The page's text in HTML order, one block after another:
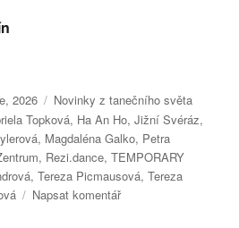
2026 Rubriky:
Novinky z tanečního světa
Topková, Ha An Ho,Jižní Svéráz,
, Magdaléna Galko, Petra
, Rezi.dance,TEMPORARY
,Tereza Picmausová,Tereza
Napsat komentářpro